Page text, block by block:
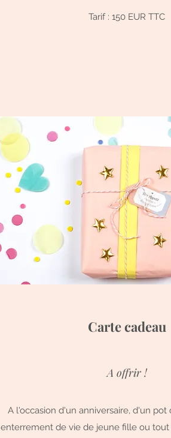
Tarif : 150 EUR TTC
Carte cadeau
A offrir !
A l'occasion d'un anniversaire, d'un pot
enterrement de vie de jeune fille ou